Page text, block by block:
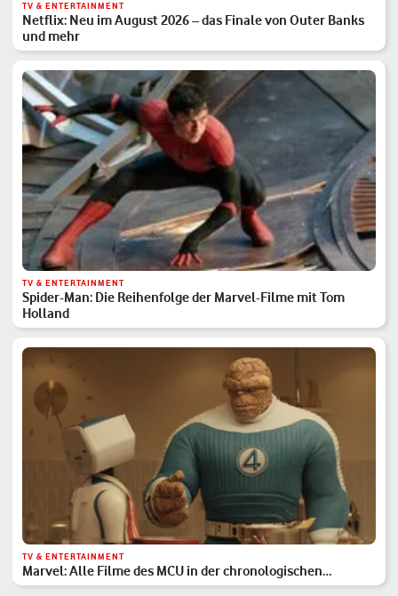
TV & ENTERTAINMENT
Netflix: Neu im August 2026 – das Finale von Outer Banks
und mehr
TV & ENTERTAINMENT
Spider-Man: Die Reihenfolge der Marvel-Filme mit Tom
Holland
TV & ENTERTAINMENT
Marvel: Alle Filme des MCU in der chronologischen
Reihenfolge